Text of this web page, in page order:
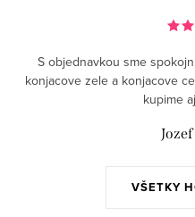
VŠETKY
S objednavkou sme
konjacove zele a konjacove
kupime